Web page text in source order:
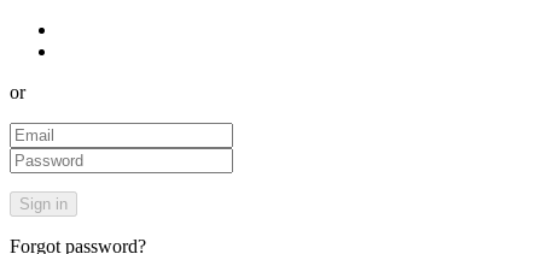
or
Forgot password?